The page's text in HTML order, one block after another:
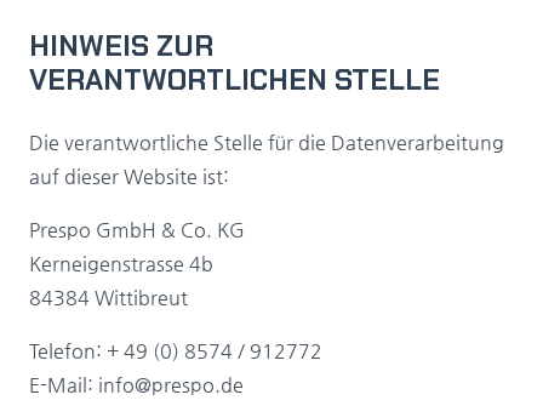
HINWEIS ZUR
VERANTWORTLICHEN STELLE
Die verantwortliche Stelle für die Datenverarbeitung
auf dieser Website ist:
Prespo GmbH & Co. KG
Kerneigenstrasse 4b
84384 Wittibreut
Telefon: + 49 (0) 8574 / 912772
E-Mail: info@prespo.de